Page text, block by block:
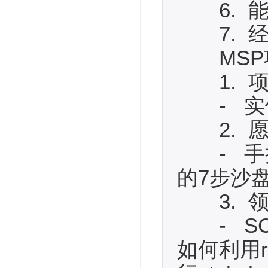
6. 能
7. 经
MSP
1. 项
- 实例
2. 愿
- 手把
的7步沙
3. 领
-
如何利用